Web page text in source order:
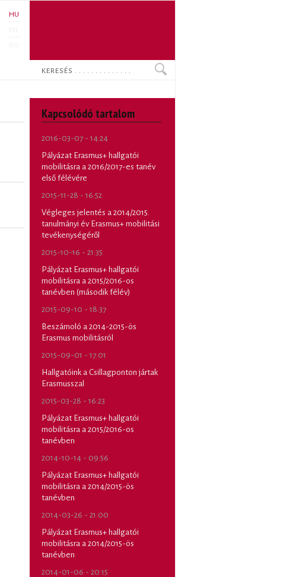
HU
Keresés
Kapcsolódó tartalom
2016-03-07 - 14:24
Pályázat Erasmus+ hallgatói
mobilitásra a 2016/2017-es tanév
első félévére
2015-11-28 - 16:52
Végleges jelentés a 2014/2015.
tanulmányi év Erasmus+ mobilitási
tevékenységéről
2015-10-16 - 21:35
Pályázat Erasmus+ hallgatói
mobilitásra a 2015/2016-os
tanévben (második félév)
2015-09-10 - 18:37
Beszámoló a 2014-2015-ös
Erasmus mobilitásról
2015-09-01 - 17:01
Hallgatóink a Csillagponton jártak
Erasmusszal
2015-03-28 - 16:23
Pályázat Erasmus+ hallgatói
mobilitásra a 2015/2016-os
tanévben
2014-10-14 - 09:56
Pályázat Erasmus+ hallgatói
mobilitásra a 2014/2015-ös
tanévben
2014-03-26 - 21:00
Pályázat Erasmus+ hallgatói
mobilitásra a 2014/2015-ös
tanévben
2014-01-06 - 20:15